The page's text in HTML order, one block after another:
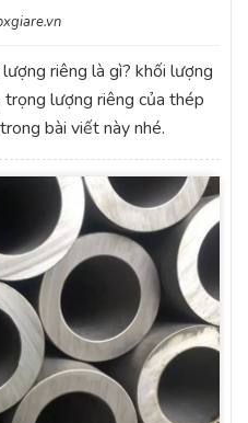
riêng là gì? khối lượng
lượng riêng của thép
bài viết này nhé.